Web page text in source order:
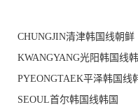
CHUNGJIN清津韩国线朝鲜
KWANGYANG光阳韩国线
PYEONGTAEK平泽韩国线
SEOUL首尔韩国线韩国